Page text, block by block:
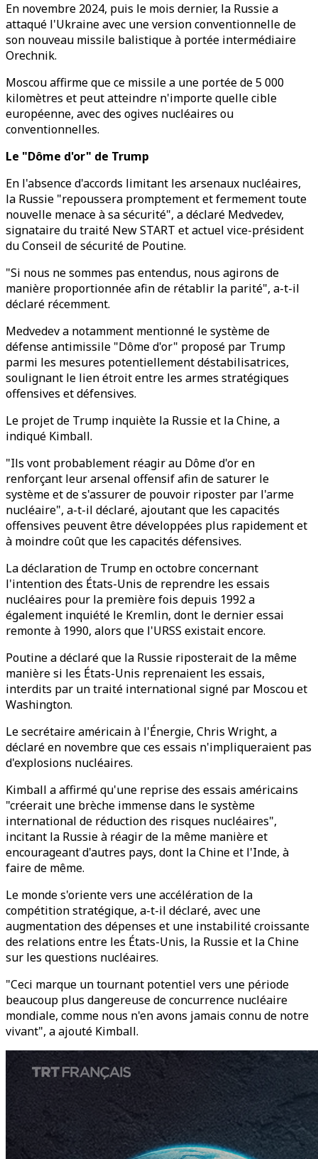
En novembre 2024, puis le mois dernier, la Russie a
attaqué l'Ukraine avec une version conventionnelle de
son nouveau missile balistique à portée intermédiaire
Orechnik.
Moscou affirme que ce missile a une portée de 5 000
kilomètres et peut atteindre n'importe quelle cible
européenne, avec des ogives nucléaires ou
conventionnelles.
Le "Dôme d'or" de Trump
En l'absence d'accords limitant les arsenaux nucléaires,
la Russie "repoussera promptement et fermement toute
nouvelle menace à sa sécurité", a déclaré Medvedev,
signataire du traité New START et actuel vice-président
du Conseil de sécurité de Poutine.
"Si nous ne sommes pas entendus, nous agirons de
manière proportionnée afin de rétablir la parité", a-t-il
déclaré récemment.
Medvedev a notamment mentionné le système de
défense antimissile "Dôme d'or" proposé par Trump
parmi les mesures potentiellement déstabilisatrices,
soulignant le lien étroit entre les armes stratégiques
offensives et défensives.
Le projet de Trump inquiète la Russie et la Chine, a
indiqué Kimball.
"Ils vont probablement réagir au Dôme d'or en
renforçant leur arsenal offensif afin de saturer le
système et de s'assurer de pouvoir riposter par l'arme
nucléaire", a-t-il déclaré, ajoutant que les capacités
offensives peuvent être développées plus rapidement et
à moindre coût que les capacités défensives.
La déclaration de Trump en octobre concernant
l'intention des États-Unis de reprendre les essais
nucléaires pour la première fois depuis 1992 a
également inquiété le Kremlin, dont le dernier essai
remonte à 1990, alors que l'URSS existait encore.
Poutine a déclaré que la Russie riposterait de la même
manière si les États-Unis reprenaient les essais,
interdits par un traité international signé par Moscou et
Washington.
Le secrétaire américain à l'Énergie, Chris Wright, a
déclaré en novembre que ces essais n'impliqueraient pas
d'explosions nucléaires.
Kimball a affirmé qu'une reprise des essais américains
"créerait une brèche immense dans le système
international de réduction des risques nucléaires",
incitant la Russie à réagir de la même manière et
encourageant d'autres pays, dont la Chine et l'Inde, à
faire de même.
Le monde s'oriente vers une accélération de la
compétition stratégique, a-t-il déclaré, avec une
augmentation des dépenses et une instabilité croissante
des relations entre les États-Unis, la Russie et la Chine
sur les questions nucléaires.
"Ceci marque un tournant potentiel vers une période
beaucoup plus dangereuse de concurrence nucléaire
mondiale, comme nous n'en avons jamais connu de notre
vivant", a ajouté Kimball.